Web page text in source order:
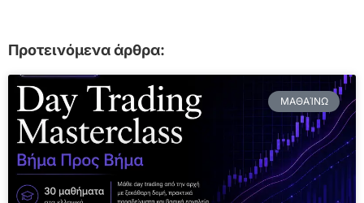
Προτεινόμενα άρθρα:
ΜΑΘΑΊΝΩ